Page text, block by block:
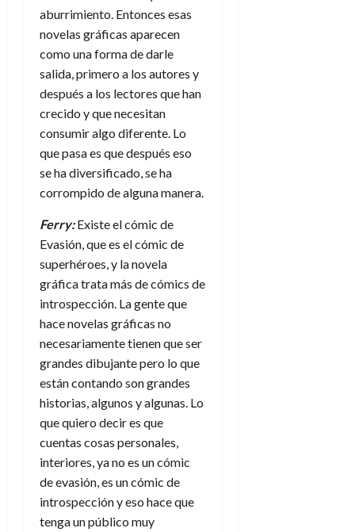
aburrimiento. Entonces esas
novelas gráficas aparecen
como una forma de darle
salida, primero a los autores y
después a los lectores que han
crecido y que necesitan
consumir algo diferente. Lo
que pasa es que después eso
se ha diversificado, se ha
corrompido de alguna manera.
Ferry:Existe el cómic de
Evasión, que es el cómic de
superhéroes, y la novela
gráfica trata más de cómics de
introspección. La gente que
hace novelas gráficas no
necesariamente tienen que ser
grandes dibujante pero lo que
están contando son grandes
historias, algunos y algunas. Lo
que quiero decir es que
cuentas cosas personales,
interiores, ya no es un cómic
de evasión, es un cómic de
introspección y eso hace que
tenga un público muy